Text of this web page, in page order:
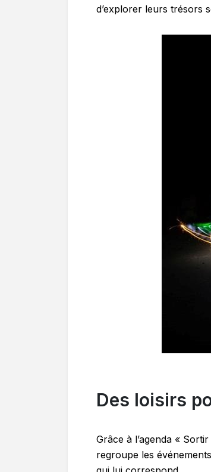
d’explorer leurs trésors
Des loisirs
Grâce à l’agenda «
regroupe les